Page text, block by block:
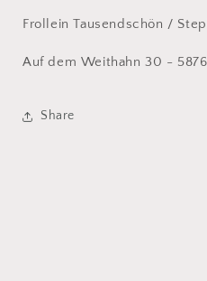
Frollein Tausendschön /
Auf dem Weithahn 30 -
Share